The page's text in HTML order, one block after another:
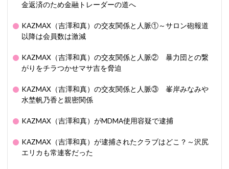
金返済のため金融トレーダーの道へ
KAZMAX（吉澤和真）の交友関係と人脈①～サロン砲報道
以降は会員数は激減
KAZMAX（吉澤和真）の交友関係と人脈② 暴力団との繋
がりをチラつかせマサ吉を脅迫
KAZMAX（吉澤和真）の交友関係と人脈③ 峯岸みなみや
水埜帆乃香と親密関係
KAZMAX（吉澤和真）がMDMA使用容疑で逮捕
KAZMAX（吉澤和真）が逮捕されたクラブはどこ？～沢尻
エリカも常連客だった